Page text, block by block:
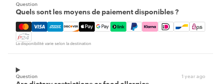
Question
Quels sont les moyens de paiement disponibles ?
Mastercard, Visa, Amex, Discover, Apple Pay, Google
La disponibilité varie selon la destination
Question 1 year ago